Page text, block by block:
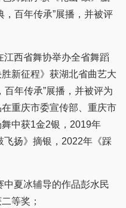
，百年传承”展播，并被评
西省舞协举办全省舞蹈
新征程》获湖北省曲艺大
百年传承”展播，并被评为
重庆市委宣传部、重庆市
中获1金2银，2019年
飞扬》摘银，2022年《踩
夏冰辅导的作品彭水民
等奖；